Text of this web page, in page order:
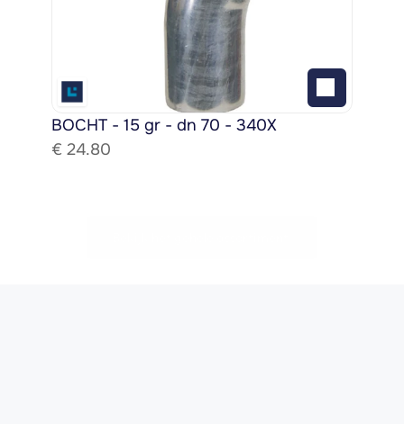
BOCHT - 15 gr - dn 70 - 340X
€ 24.80